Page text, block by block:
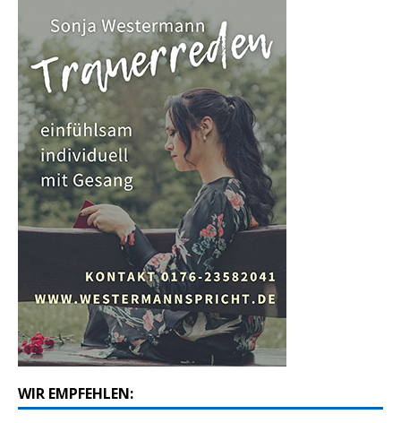
WIR EMPFEHLEN: